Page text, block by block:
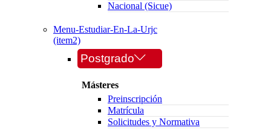
Nacional (Sicue)
Menu-Estudiar-En-La-Urjc
(item2)
Postgrado
Másteres
Preinscripción
Matrícula
Solicitudes y Normativa